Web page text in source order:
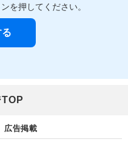
を押してください。
広告掲載